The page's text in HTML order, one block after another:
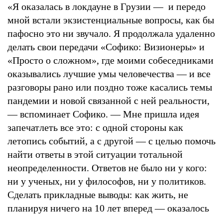
«Я оказалась в локдауне в Грузии — и передо
мной встали экзистенциальные вопросы, как бы
пафосно это ни звучало. Я продолжала удаленно
делать свои передачи «Софико: Визионеры» и
«Просто о сложном», где моими собеседниками
оказывались лучшие умы человечества — и все
разговоры рано или поздно тоже касались темы
пандемии и новой связанной с ней реальности,
— вспоминает Софико. — Мне пришла идея
запечатлеть все это: с одной стороны как
летопись событий, а с другой — с целью помочь
найти ответы в этой ситуации тотальной
неопределенности. Ответов не было ни у кого:
ни у ученых, ни у философов, ни у политиков.
Сделать прикладные выводы: как жить, не
планируя ничего на 10 лет вперед — оказалось